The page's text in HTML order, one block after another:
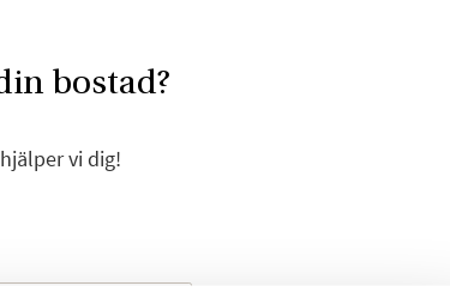
bostad?
vi dig!